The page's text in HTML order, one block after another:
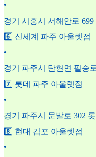
•
경기 시흥시 서해안로
6️⃣ 신세계 파주 아울렛점
•
경기 파주시 탄현면 필승
7️⃣ 롯데 파주 아울렛점
•
경기 파주시 문발로 302
8️⃣ 현대 김포 아울렛점
•